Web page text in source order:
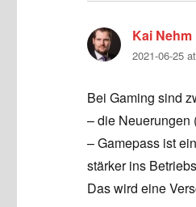
Kai Nehm
2021-06-25
Bei Gaming sind
– die Neuerungen
– Gamepass ist
stärker ins
Das wird eine